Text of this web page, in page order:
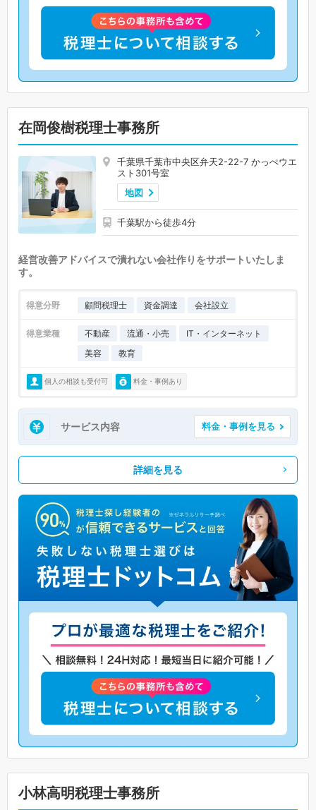
在岡俊樹税理士事務所
千葉県千葉市中央区弁天2-22-7 かっぺウエ
スト301号室
地図
千葉駅から徒歩4分
経営改善アドバイスで潰れない会社作りをサポートいたしま
す。
得意分野 顧問税理士 資金調達 会社設立
得意業種 不動産 流通・小売
IT・インターネット
美容
教育
個人の相談も受付可 料金・事例あり
サービス内容 料金・事例を見る
詳細を見る
小林高明税理士事務所